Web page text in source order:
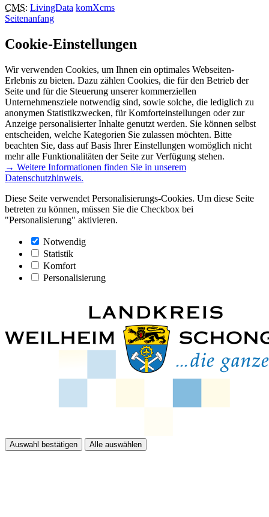
CMS: LivingData komXcms
Seitenanfang
Cookie-Einstellungen
Wir verwenden Cookies, um Ihnen ein optimales Webseiten-
Erlebnis zu bieten. Dazu zählen Cookies, die für den Betrieb der
Seite und für die Steuerung unserer kommerziellen
Unternehmensziele notwendig sind, sowie solche, die lediglich zu
anonymen Statistikzwecken, für Komforteinstellungen oder zur
Anzeige personalisierter Inhalte genutzt werden. Sie können selbst
entscheiden, welche Kategorien Sie zulassen möchten. Bitte
beachten Sie, dass auf Basis Ihrer Einstellungen womöglich nicht
mehr alle Funktionalitäten der Seite zur Verfügung stehen.
→ Weitere Informationen finden Sie in unserem
Datenschutzhinweis.
Diese Seite verwendet Personalisierungs-Cookies. Um diese Seite
betreten zu können, müssen Sie die Checkbox bei
"Personalisierung" aktivieren.
Notwendig
Statistik
Komfort
Personalisierung
Auswahl bestätigen Alle auswählen